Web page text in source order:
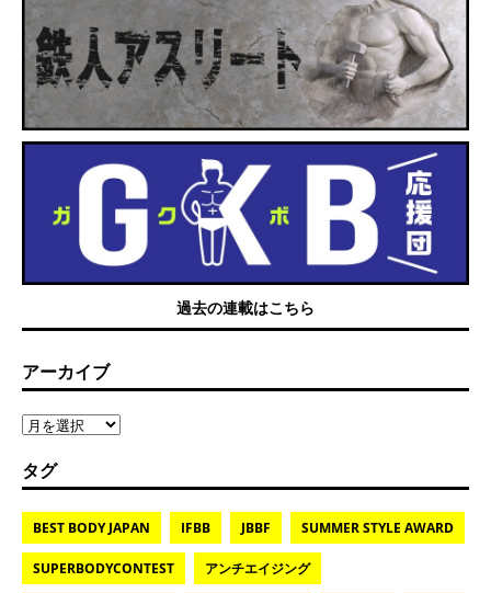
過去の連載はこちら
アーカイブ
タグ
BEST BODY JAPAN IFBB JBBF SUMMER STYLE AWARD
SUPERBODYCONTEST アンチエイジング